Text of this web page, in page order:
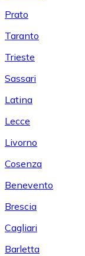
Prato
Taranto
Trieste
Sassari
Latina
Lecce
Livorno
Cosenza
Benevento
Brescia
Cagliari
Barletta